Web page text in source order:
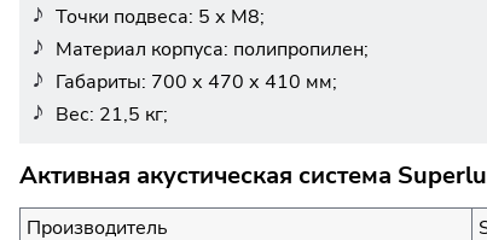
Точки подвеса: 5 х M8;
Материал корпуса: полипропилен;
Габариты: 700 х 470 х 410 мм;
Вес: 21,5 кг;
Активная акустическая система
Производитель